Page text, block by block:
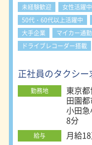
未経験歓迎
女性活躍中
50代・60代以上活躍中
大手企業
マイカー通
ドライブレコーダー搭載
正社員のタクシー
勤務地
東京
田園
小田
8分
給与 月給